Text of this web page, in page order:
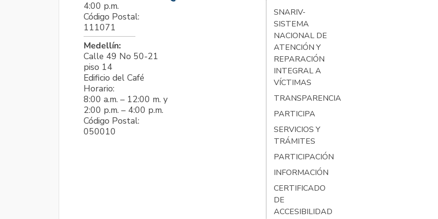
4:00 p.m.
Código Postal:
111071
Medellín:
Calle 49 No 50-21
piso 14
Edificio del Café
Horario:
8:00 a.m. – 12:00 m. y
2:00 p.m. – 4:00 p.m.
Código Postal:
050010
SNARIV-
SISTEMA
NACIONAL DE
ATENCIÓN Y
REPARACIÓN
INTEGRAL A
VÍCTIMAS
TRANSPARENCIA
PARTICIPA
SERVICIOS Y
TRÁMITES
PARTICIPACIÓN
INFORMACIÓN
CERTIFICADO
DE
ACCESIBILIDAD